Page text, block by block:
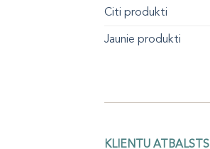
Citi produkti
Jaunie produkti
KLIENTU ATBALSTS